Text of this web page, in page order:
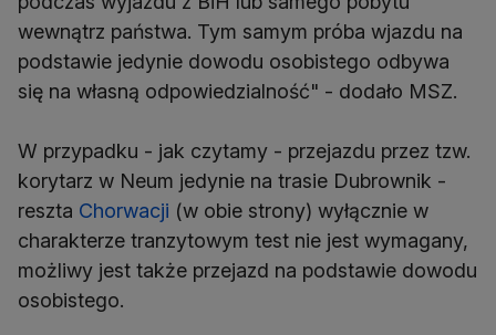
wewnątrz państwa. Tym samym próba wjazdu na
podstawie jedynie dowodu osobistego odbywa
się na własną odpowiedzialność" - dodało MSZ.
W przypadku - jak czytamy - przejazdu przez tzw.
korytarz w Neum jedynie na trasie Dubrownik -
reszta Chorwacji (w obie strony) wyłącznie w
charakterze tranzytowym test nie jest wymagany,
możliwy jest także przejazd na podstawie dowodu
osobistego.